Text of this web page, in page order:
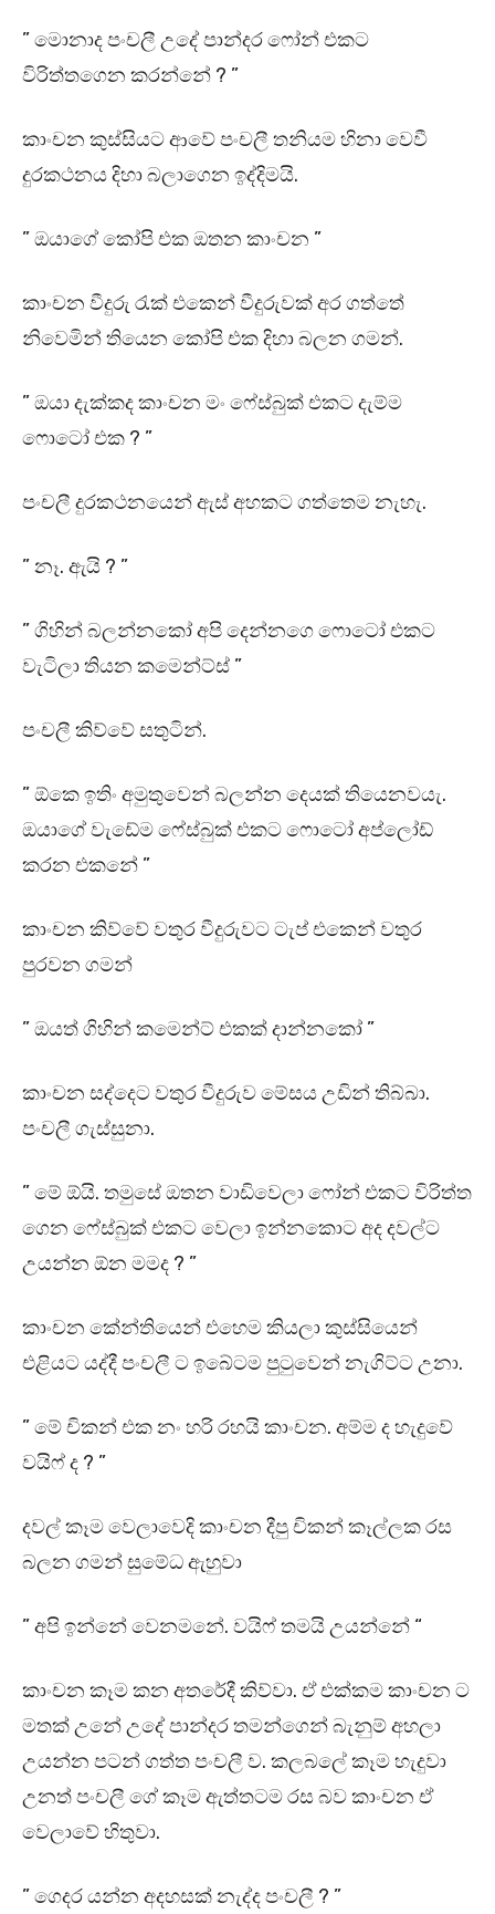
” මොනාද පංචලී උදේ පාන්දර ෆෝන් එකට
විරිත්තගෙන කරන්නේ ? ”
කාංචන කුස්සියට ආවේ පංචලී තනියම හිනා වෙවී
දුරකථනය දිහා බලාගෙන ඉද්දිමයි.
” ඔයාගේ කෝපි එක ඔතන කාංචන ”
කාංචන වීදුරු රැක් එකෙන් වීදුරුවක් අර ගත්තේ
නිවෙමින් තියෙන කෝපි එක දිහා බලන ගමන්.
” ඔයා දැක්කද කාංචන මං ෆේස්බුක් එකට දැම්ම
ෆොටෝ එක ? ”
පංචලී දුරකථනයෙන් ඇස් අහකට ගත්තෙම නැහැ.
” නෑ. ඇයි ? ”
” ගිහින් බලන්නකෝ අපි දෙන්නගෙ ෆොටෝ එකට
වැටිලා තියන කමෙන්ට්ස් ”
පංචලී කිව්වේ සතුටින්.
” ඕකෙ ඉතිං අමුතුවෙන් බලන්න දෙයක් තියෙනවයැ.
ඔයාගේ වැඩේම ෆේස්බුක් එකට ෆොටෝ අප්ලෝඩ්
කරන එකනේ ”
කාංචන කිව්වේ වතුර වීදුරුවට ටැප් එකෙන් වතුර
පුරවන ගමන්
” ඔයත් ගිහින් කමෙන්ට් එකක් දාන්නකෝ ”
කාංචන සද්දෙට වතුර වීදුරුව මේසය උඩින් තිබ්බා.
පංචලී ගැස්සුනා.
” මේ ඕයි. තමුසේ ඔතන වාඩිවෙලා ෆෝන් එකට විරිත්ත
ගෙන ෆේස්බුක් එකට වෙලා ඉන්නකොට අද දවල්ට
උයන්න ඕන මමද ? ”
කාංචන කේන්තියෙන් එහෙම කියලා කුස්සියෙන්
එළියට යද්දී පංචලී ට ඉබේටම පුටුවෙන් නැගිට්ට උනා.
” මේ චිකන් එක නං හරි රහයි කාංචන. අම්ම ද හැදුවේ
වයිෆ් ද ? ”
දවල් කෑම වෙලාවෙදි කාංචන දීපු චිකන් කෑල්ලක රස
බලන ගමන් සුමේධ ඇහුවා
” අපි ඉන්නේ වෙනමනේ. වයිෆ් තමයි උයන්නේ “
කාංචන කෑම කන අතරේදී කිව්වා. ඒ එක්කම කාංචන ට
මතක් උනේ උදේ පාන්දර තමන්ගෙන් බැනුම් අහලා
උයන්න පටන් ගත්ත පංචලී ව. කලබලේ කෑම හැදුවා
උනත් පංචලී ගේ කෑම ඇත්තටම රස බව කාංචන ඒ
වෙලාවේ හිතුවා.
” ගෙදර යන්න අදහසක් නැද්ද පංචලී ? ”